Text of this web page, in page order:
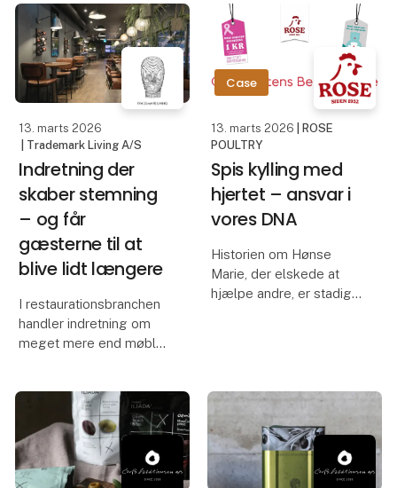
Den landsdækkende
levering gav os
fleksibilitet og tryghed –
og prisen var konkurre
kvalitet i gaverne
afspejler den oplevelse,
vi ønsker at give – og
det hele blev k
13. marts 2026
| Trademark Living A/S
Indretning der
skaber stemning
– og får
gæsterne til at
blive lidt længere
I restaurationsbranchen
handler indretning om
meget mere end møbler.
definere hele
gæsteoplevelsen.
Materialer, belysning,
farver og detaljer spiller
sammen o
Case
13. marts 2026
| ROSE
POULTRY
Spis kylling med
hjertet – ansvar i
vores DNA
Historien om Hønse
Marie, der elskede at
hjælpe andre, er stadig
samarbejder, hvor vi kan